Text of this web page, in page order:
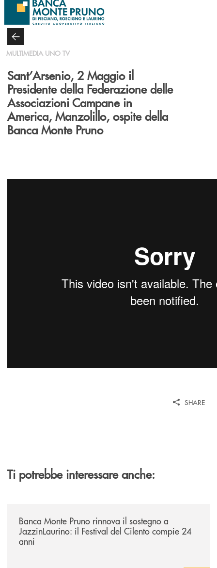
Salta al contenuto principale
MULTIMEDIA UNO TV
Sant’Arsenio, 2 Maggio il
Presidente della Federazione delle
Associazioni Campane in
America, Manzolillo, ospite della
Banca Monte Pruno
SHARE
Ti potrebbe interessare anche:
Banca Monte Pruno rinnova il sostegno a
JazzinLaurino: il Festival del Cilento compie 24
anni